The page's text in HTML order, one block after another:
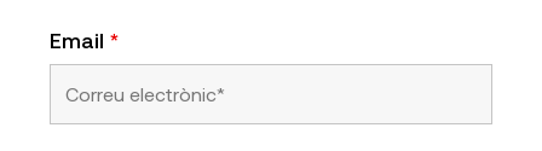
Email *